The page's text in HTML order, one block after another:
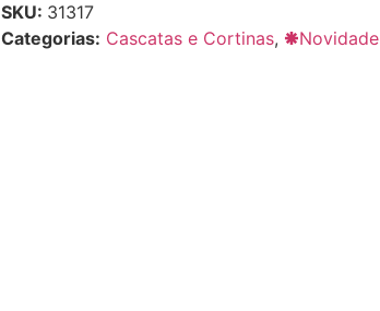
SKU: 31317
Categorias: Cascatas e Cortinas, 🞿Novidade